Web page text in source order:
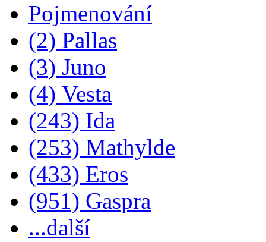
Pojmenování
(2) Pallas
(3) Juno
(4) Vesta
(243) Ida
(253) Mathylde
(433) Eros
(951) Gaspra
...další